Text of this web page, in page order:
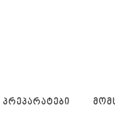
ᲞᲠᲔᲞᲐᲠᲐᲢᲔᲑᲘ